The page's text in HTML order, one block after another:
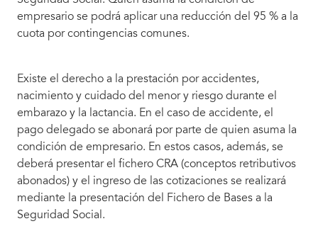
empresario se podrá aplicar una reducción del 95 % a la
cuota por contingencias comunes.
Existe el derecho a la prestación por accidentes,
nacimiento y cuidado del menor y riesgo durante el
embarazo y la lactancia. En el caso de accidente, el
pago delegado se abonará por parte de quien asuma la
condición de empresario. En estos casos, además, se
deberá presentar el fichero CRA (conceptos retributivos
abonados) y el ingreso de las cotizaciones se realizará
mediante la presentación del Fichero de Bases a la
Seguridad Social.